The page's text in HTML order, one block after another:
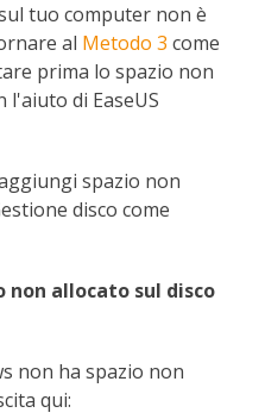
tuo computer non è
al Metodo 3 come
prima lo spazio non
l'aiuto di EaseUS
spazio non
disco come
non allocato sul disco
non ha spazio non
qui: